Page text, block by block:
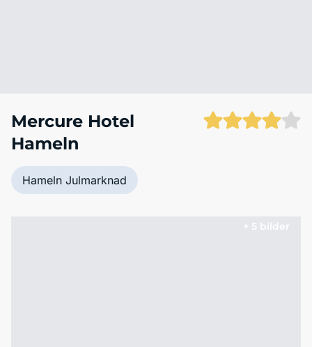
Mercure Hotel
Hameln
Hameln Julmarknad
+ 5 bilder